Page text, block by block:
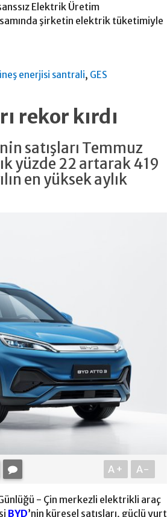
Elektrik Üretim
şirketin elektrik tüketimiyle
enerjisi santrali, GES
rekor kırdı
satışları Temmuz
yüzde 22 artarak 419
en yüksek aylık
A+ A-
- Çin merkezli elektrikli araç
BYD’nin küresel satışları, güçlü yurt